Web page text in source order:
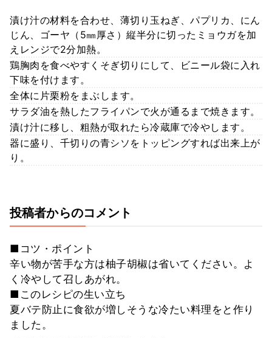
漬け汁の材料を合わせ、薄切り玉ねぎ、パプリカ、にん
じん、ゴーヤ（5㎜厚さ）縦半分に切ったミョウガを加
えレンジで2分加熱。
鶏胸肉を食べやすくそぎ切りにして、ビニール袋に入れ
下味を付けます。
全体に片栗粉をまぶします。
サラダ油を熱したフライパンで火が通るまで焼きます。
漬け汁に移し、粗熱が取れたら冷蔵庫で冷やします。
器に盛り、千切りの青シソをトッピングすれば出来上が
り。
投稿者からのコメント
■コツ・ポイント
辛い物が苦手な方は柚子胡椒は省いてください。よ
く冷やして召しあがれ。
■このレシピの生い立ち
夏バテ防止に食欲が増しそうな冷たい料理をと作り
ました。